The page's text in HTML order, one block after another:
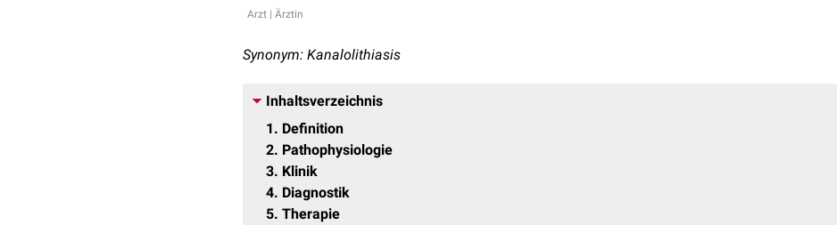
Arzt | Ärztin
Synonym: Kanalolithiasis
Inhaltsverzeichnis
1
Definition
2 Pathophysiologie
3 Klinik
4 Diagnostik
5 Therapie